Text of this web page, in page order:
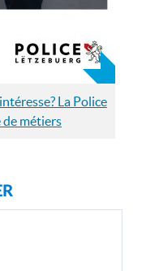
La Police
métiers